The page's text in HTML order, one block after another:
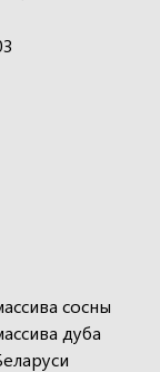
сосны
дуба